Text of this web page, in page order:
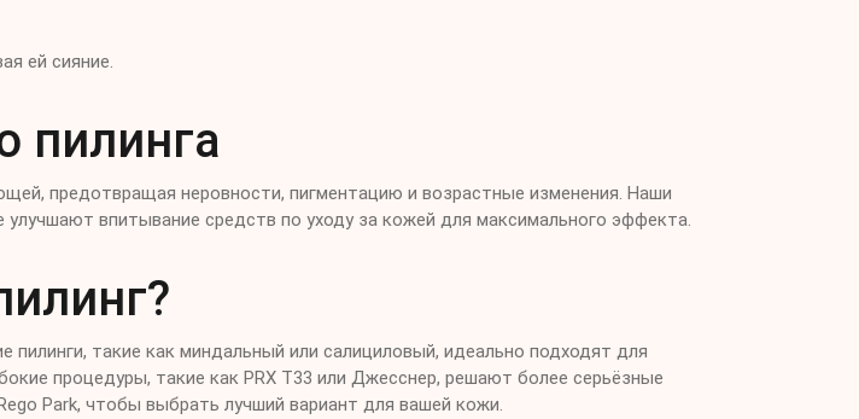
ей сияние.
пилинга
предотвращая неровности, пигментацию и возрастные изменения. Наши
впитывание средств по уходу за кожей для максимального эффекта.
такие как миндальный или салициловый, идеально подходят для
процедуры, такие как PRX T33 или Джесснер, решают более серьёзные
Park, чтобы выбрать лучший вариант для вашей кожи.